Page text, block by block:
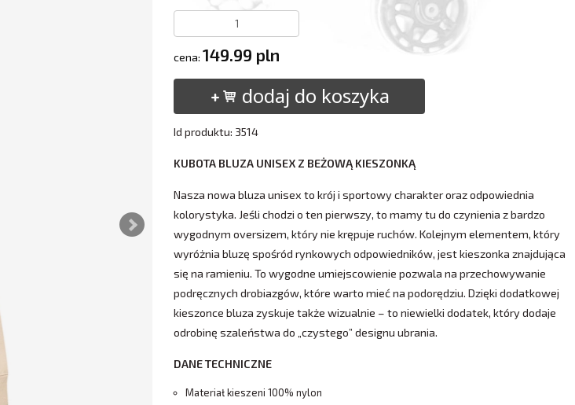
cena:149.99 pln
dodaj do koszyka
Id produktu: 3514
KUBOTA BLUZA UNISEX Z BEŻOWĄ KIESZONKĄ
Nasza nowa bluza unisex to krój i sportowy charakter oraz odpowiednia
kolorystyka. Jeśli chodzi o ten pierwszy, to mamy tu do czynienia z bardzo
wygodnym oversizem, który nie krępuje ruchów. Kolejnym elementem, który
wyróżnia bluzę spośród rynkowych odpowiedników, jest kieszonka znajdująca
się na ramieniu. To wygodne umiejscowienie pozwala na przechowywanie
podręcznych drobiazgów, które warto mieć na podorędziu. Dzięki dodatkowej
kieszonce bluza zyskuje także wizualnie – to niewielki dodatek, który dodaje
odrobinę szaleństwa do „czystego” designu ubrania.
DANE TECHNICZNE
Materiał kieszeni 100% nylon